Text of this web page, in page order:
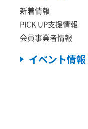
新着情報
PICK UP支援情報
会員事業者情報
イベント情報